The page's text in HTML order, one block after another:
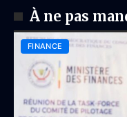
À ne pas
FINANCE